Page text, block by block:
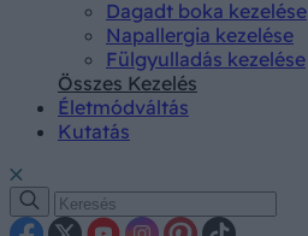
Dagadt boka kezelése
Napallergia kezelése
Fülgyulladás kezelése
Összes Kezelés
Életmódváltás
Kutatás